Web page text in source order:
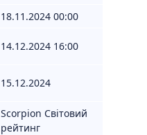
18.11.2024 00:00
14.12.2024 16:00
15.12.2024
Scorpion Світовий
рейтинг